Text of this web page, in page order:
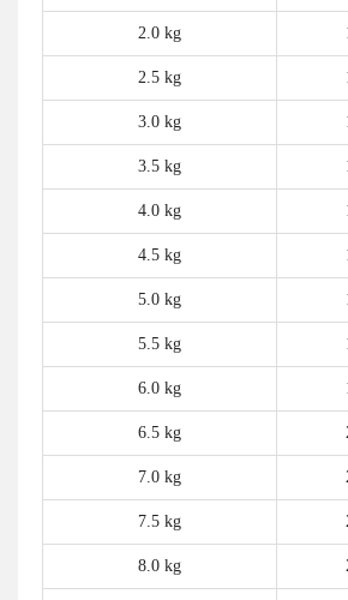
2.0 kg
2.5 kg
3.0 kg
3.5 kg
4.0 kg
4.5 kg
5.0 kg
5.5 kg
6.0 kg
6.5 kg
7.0 kg
7.5 kg
8.0 kg